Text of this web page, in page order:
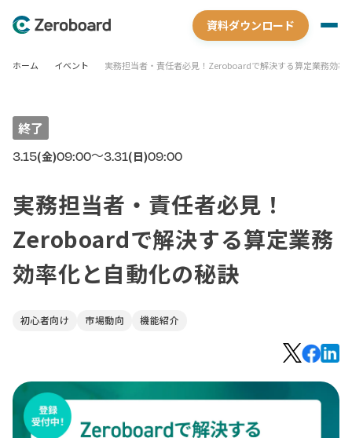
資料ダウンロード
ホーム イベント 実務担当者・責任者必見！Zeroboardで解決する算定業務効率
終了
3.15(金)09:00〜3.31(日)09:00
実務担当者・責任者必見！
Zeroboardで解決する算定業務
効率化と自動化の秘訣
初心者向け 市場動向 機能紹介